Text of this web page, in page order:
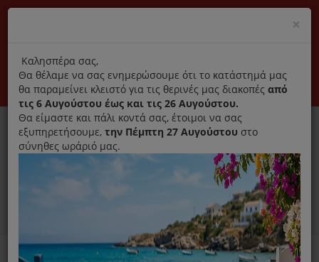
Αποκλειστικά γνήσια ανταλλακτικά
Σύνδεση Εγγραφή Εταιρεία Επικοινωνία
0
Ανταλλακτικά ηλεκτρικών συσκευών MENU
×
title
Καλησπέρα σας,
Θα θέλαμε να σας ενημερώσουμε ότι το κατάστημά μας
θα παραμείνει κλειστό για τις θερινές μας διακοπές από
τις 6 Αυγούστου έως και τις 26 Αυγούστου.
Θα είμαστε και πάλι κοντά σας, έτοιμοι να σας
εξυπηρετήσουμε, την Πέμπτη 27 Αυγούστου στο
σύνηθες ωράριό μας.